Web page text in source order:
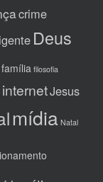
crime
Deus
família filosofia
internetJesus
mídia Natal